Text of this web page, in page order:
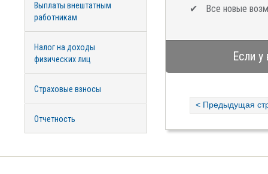
Все новые
Если
< Предыдущая
Выплаты внештатным
работникам
Налог на доходы
физических лиц
Страховые взносы
Отчетность